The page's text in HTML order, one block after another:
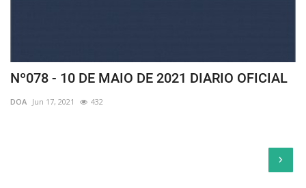
Nº078 - 10 DE MAIO DE 2021 DIARIO OFICIAL
DOA Jun 17, 2021 432
›